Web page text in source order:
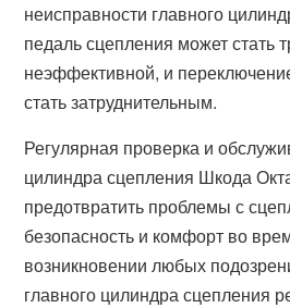
неисправности главного
педаль сцепления может стать
неэффективной, и
стать затруднительным.
Регулярная проверка и
цилиндра сцепления Шкода
предотвратить проблемы с
безопасность и комфорт во
возникновении любых
главного цилиндра сцепления